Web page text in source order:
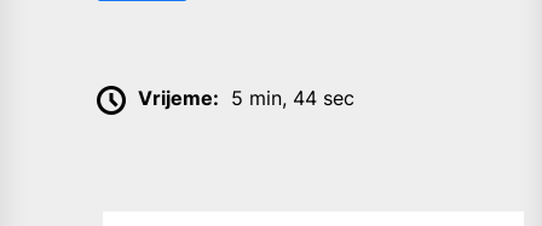
Vrijeme: 5 min, 44 sec